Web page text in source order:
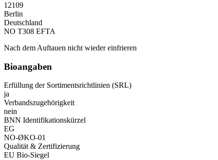
12109
Berlin
Deutschland
NO T308 EFTA
Nach dem Auftauen nicht wieder einfrieren
Bioangaben
Erfüllung der Sortimentsrichtlinien (SRL)
ja
Verbandszugehörigkeit
nein
BNN Identifikationskürzel
EG
NO-ØKO-01
Qualität & Zertifizierung
EU Bio-Siegel